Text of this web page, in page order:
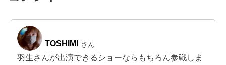
TOSHIMI さん
羽生さんが出演できるショーならもちろん参戦しま